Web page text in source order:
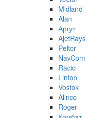
Midland
Alan
Аргут
AjetRays
Peltor
NavCom
Racio
Linton
Vostok
Alinco
Roger